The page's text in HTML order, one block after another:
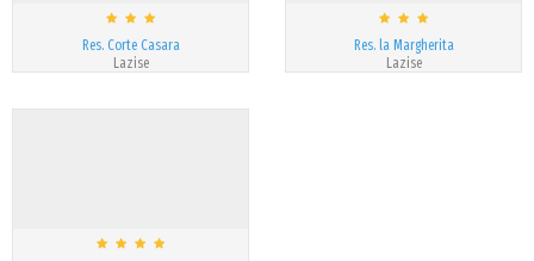
Res. Corte Casara
Lazise
Res. la Margherita
Lazise